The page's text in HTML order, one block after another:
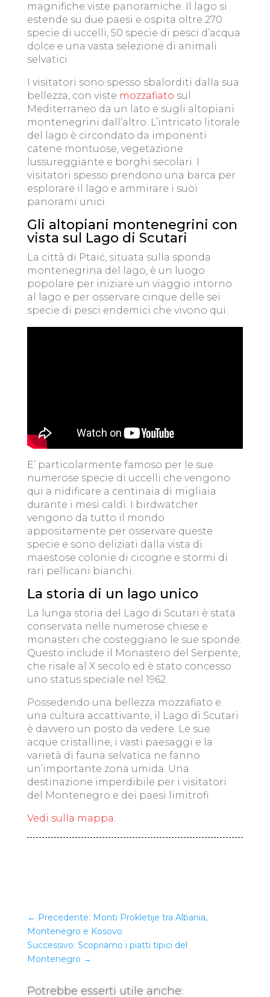
magnifiche viste panoramiche. Il lago si
estende su due paesi e ospita oltre 270
specie di uccelli, 50 specie di pesci d’acqua
dolce e una vasta selezione di animali
selvatici.
I visitatori sono spesso sbalorditi dalla sua
bellezza, con viste mozzafiato sul
Mediterraneo da un lato e sugli altopiani
montenegrini dall’altro. L’intricato litorale
del lago è circondato da imponenti
catene montuose, vegetazione
lussureggiante e borghi secolari. I
visitatori spesso prendono una barca per
esplorare il lago e ammirare i suoi
panorami unici.
Gli altopiani montenegrini con
vista sul Lago di Scutari
La città di Ptaić, situata sulla sponda
montenegrina del lago, è un luogo
popolare per iniziare un viaggio intorno
al lago e per osservare cinque delle sei
specie di pesci endemici che vivono qui.
E’ particolarmente famoso per le sue
numerose specie di uccelli che vengono
qui a nidificare a centinaia di migliaia
durante i mesi caldi. I birdwatcher
vengono da tutto il mondo
appositamente per osservare queste
specie e sono deliziati dalla vista di
maestose colonie di cicogne e stormi di
rari pellicani bianchi.
La storia di un lago unico
La lunga storia del Lago di Scutari è stata
conservata nelle numerose chiese e
monasteri che costeggiano le sue sponde.
Questo include il Monastero del Serpente,
che risale al X secolo ed è stato concesso
uno status speciale nel 1962.
Possedendo una bellezza mozzafiato e
una cultura accattivante, il Lago di Scutari
è davvero un posto da vedere. Le sue
acque cristalline, i vasti paesaggi e la
varietà di fauna selvatica ne fanno
un’importante zona umida. Una
destinazione imperdibile per i visitatori
del Montenegro e dei paesi limitrofi.
Vedi sulla mappa.
← Precedente: Monti Prokletije tra Albania,
Montenegro e Kosovo
Successivo: Scopriamo i piatti tipici del
Montenegro →
Potrebbe esserti utile anche: